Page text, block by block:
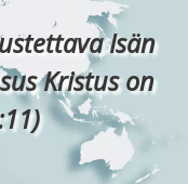
Isän
Kristus on